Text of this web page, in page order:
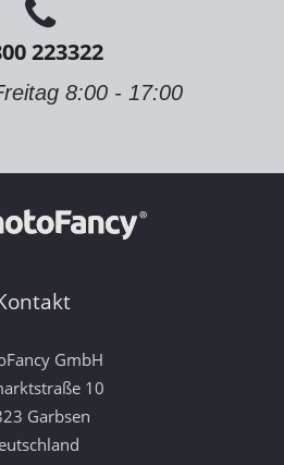
223322
8:00 - 17:00
GmbH
10
Garbsen